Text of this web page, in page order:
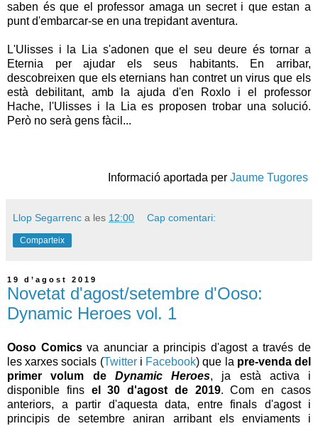
saben és que el professor amaga un secret i que estan a
punt d'embarcar-se en una trepidant aventura.
L'Ulisses i la Lia s'adonen que el seu deure és tornar a
Eternia per ajudar els seus habitants. En arribar,
descobreixen que els eternians han contret un virus que els
està debilitant, amb la ajuda d'en Roxlo i el professor
Hache, l'Ulisses i la Lia es proposen trobar una solució.
Però no serà gens fàcil...
Informació aportada per Jaume Tugores
Llop Segarrenc a les 12:00 Cap comentari:
Comparteix
19 d’agost 2019
Novetat d'agost/setembre d'Ooso:
Dynamic Heroes vol. 1
Ooso Comicsva anunciar a principis d'agost a través de
les xarxes socials (Twitteri Facebook) que la pre-venda del
primer volum de Dynamic Heroes, ja està activa i
disponible fins el 30 d'agost de 2019. Com en casos
anteriors, a partir d'aquesta data, entre finals d'agost i
principis de setembre aniran arribant els enviaments i